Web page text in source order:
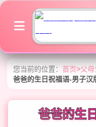
您当前的位置：首页>父
爸爸的生日祝福语-男子汉
爸爸的生